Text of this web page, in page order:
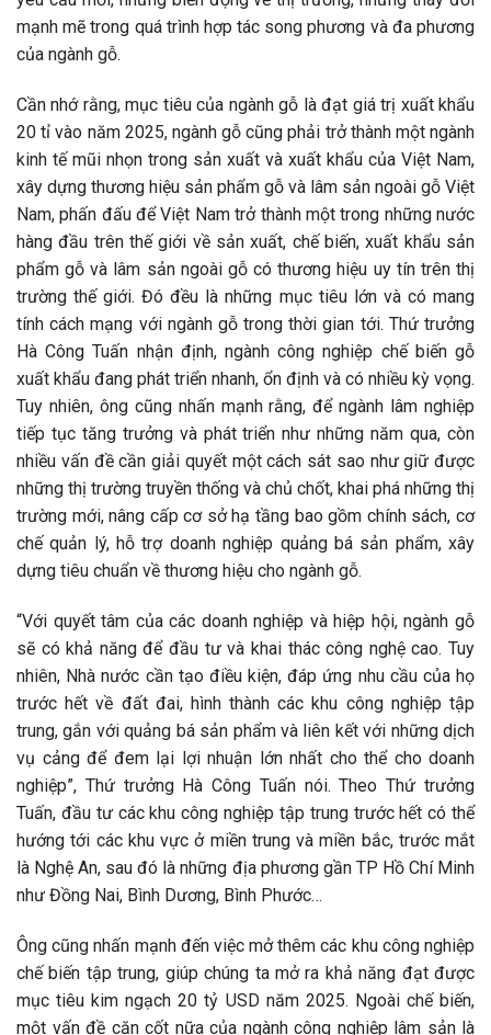
mạnh mẽ trong quá trình hợp tác song phương và đa phương
của ngành gỗ.
Cần nhớ rằng, mục tiêu của ngành gỗ là đạt giá trị xuất khẩu
20 tỉ vào năm 2025, ngành gỗ cũng phải trở thành một ngành
kinh tế mũi nhọn trong sản xuất và xuất khẩu của Việt Nam,
xây dựng thương hiệu sản phẩm gỗ và lâm sản ngoài gỗ Việt
Nam, phấn đấu để Việt Nam trở thành một trong những nước
hàng đầu trên thế giới về sản xuất, chế biến, xuất khẩu sản
phẩm gỗ và lâm sản ngoài gỗ có thương hiệu uy tín trên thị
trường thế giới. Đó đều là những mục tiêu lớn và có mang
tính cách mạng với ngành gỗ trong thời gian tới. Thứ trưởng
Hà Công Tuấn nhận định, ngành công nghiệp chế biến gỗ
xuất khẩu đang phát triển nhanh, ổn định và có nhiều kỳ vọng.
Tuy nhiên, ông cũng nhấn mạnh rằng, để ngành lâm nghiệp
tiếp tục tăng trưởng và phát triển như những năm qua, còn
nhiều vấn đề cần giải quyết một cách sát sao như giữ được
những thị trường truyền thống và chủ chốt, khai phá những thị
trường mới, nâng cấp cơ sở hạ tầng bao gồm chính sách, cơ
chế quản lý, hỗ trợ doanh nghiệp quảng bá sản phẩm, xây
dựng tiêu chuẩn về thương hiệu cho ngành gỗ.
“Với quyết tâm của các doanh nghiệp và hiệp hội, ngành gỗ
sẽ có khả năng để đầu tư và khai thác công nghệ cao. Tuy
nhiên, Nhà nước cần tạo điều kiện, đáp ứng nhu cầu của họ
trước hết về đất đai, hình thành các khu công nghiệp tập
trung, gắn với quảng bá sản phẩm và liên kết với những dịch
vụ cảng để đem lại lợi nhuận lớn nhất cho thể cho doanh
nghiệp”, Thứ trưởng Hà Công Tuấn nói. Theo Thứ trưởng
Tuấn, đầu tư các khu công nghiệp tập trung trước hết có thể
hướng tới các khu vực ở miền trung và miền bắc, trước mắt
là Nghệ An, sau đó là những địa phương gần TP Hồ Chí Minh
như Đồng Nai, Bình Dương, Bình Phước…
Ông cũng nhấn mạnh đến việc mở thêm các khu công nghiệp
chế biến tập trung, giúp chúng ta mở ra khả năng đạt được
mục tiêu kim ngạch 20 tỷ USD năm 2025. Ngoài chế biến,
một vấn đề căn cốt nữa của ngành công nghiệp lâm sản là